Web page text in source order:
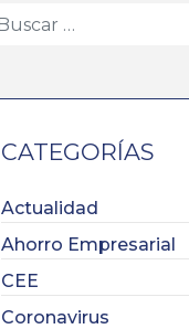
CATEGORÍAS
Actualidad
Ahorro Empresarial
CEE
Coronavirus